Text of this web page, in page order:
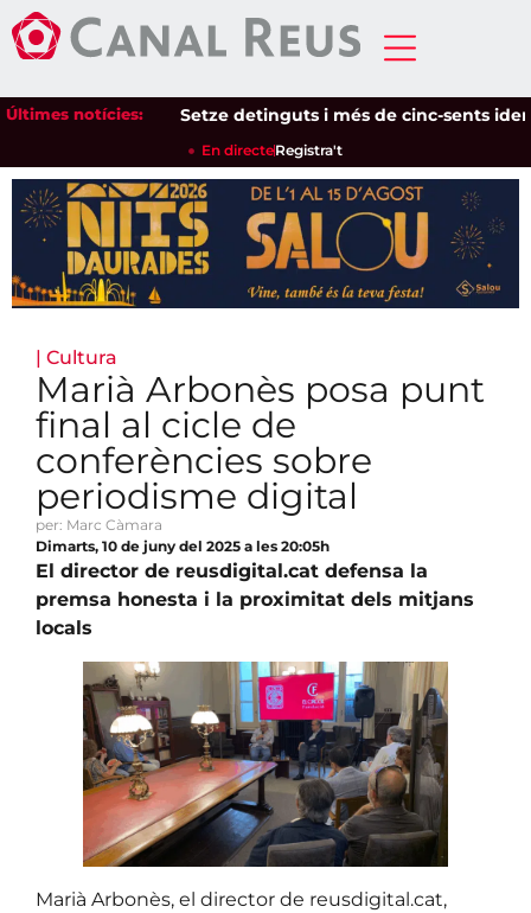
Últimes notícies: Setze detinguts i més de cinc-sents
En directeRegistra't
| Cultura
Marià Arbonès posa punt
final al cicle de
conferències sobre
periodisme digital
per: Marc Càmara
Dimarts, 10 de juny del 2025 a les 20:05h
El director de reusdigital.cat defensa la
premsa honesta i la proximitat dels mitjans
locals
Marià Arbonès, el director de reusdigital.cat,